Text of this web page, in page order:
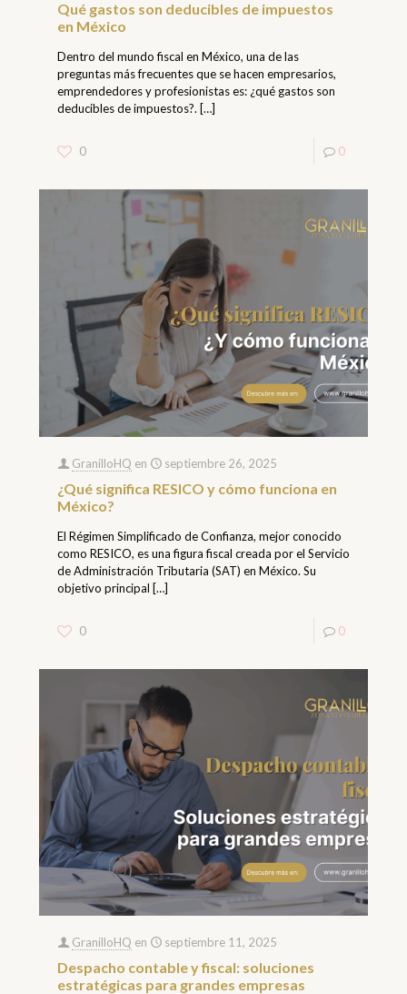
Qué gastos son deducibles de impuestos
en México
Dentro del mundo fiscal en México, una de las
preguntas más frecuentes que se hacen empresarios,
emprendedores y profesionistas es: ¿qué gastos son
deducibles de impuestos?. […]
0 0
GranilloHQ en septiembre 26, 2025
¿Qué significa RESICO y cómo funciona en
México?
El Régimen Simplificado de Confianza, mejor conocido
como RESICO, es una figura fiscal creada por el Servicio
de Administración Tributaria (SAT) en México. Su
objetivo principal […]
0 0
GranilloHQ en septiembre 11, 2025
Despacho contable y fiscal: soluciones
estratégicas para grandes empresas